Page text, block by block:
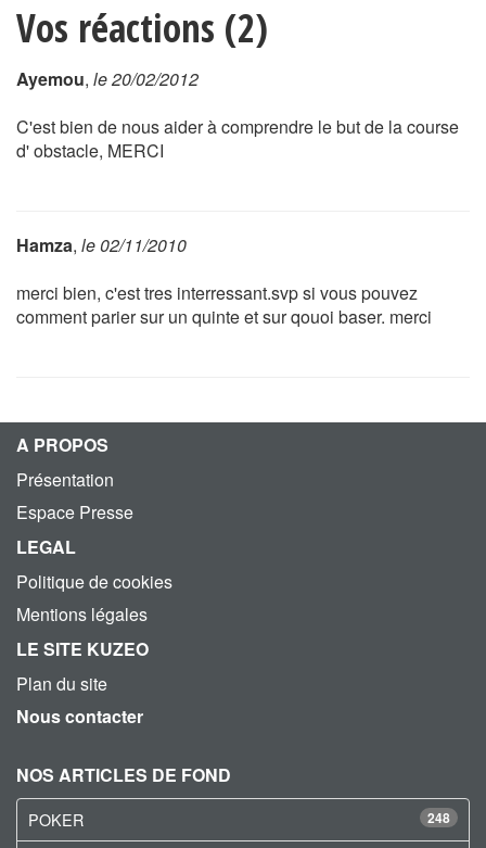
Vos réactions (2)
Ayemou, le 20/02/2012
C'est bien de nous aider à comprendre le but de la course
d' obstacle, MERCI
Hamza, le 02/11/2010
merci bien, c'est tres interressant.svp si vous pouvez
comment parier sur un quinte et sur qouoi baser. merci
A PROPOS
Présentation
Espace Presse
LEGAL
Politique de cookies
Mentions légales
LE SITE KUZEO
Plan du site
Nous contacter
NOS ARTICLES DE FOND
248
POKER